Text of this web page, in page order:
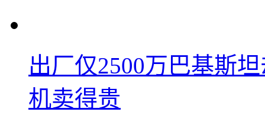
出厂仅2500万巴基斯
机卖得贵